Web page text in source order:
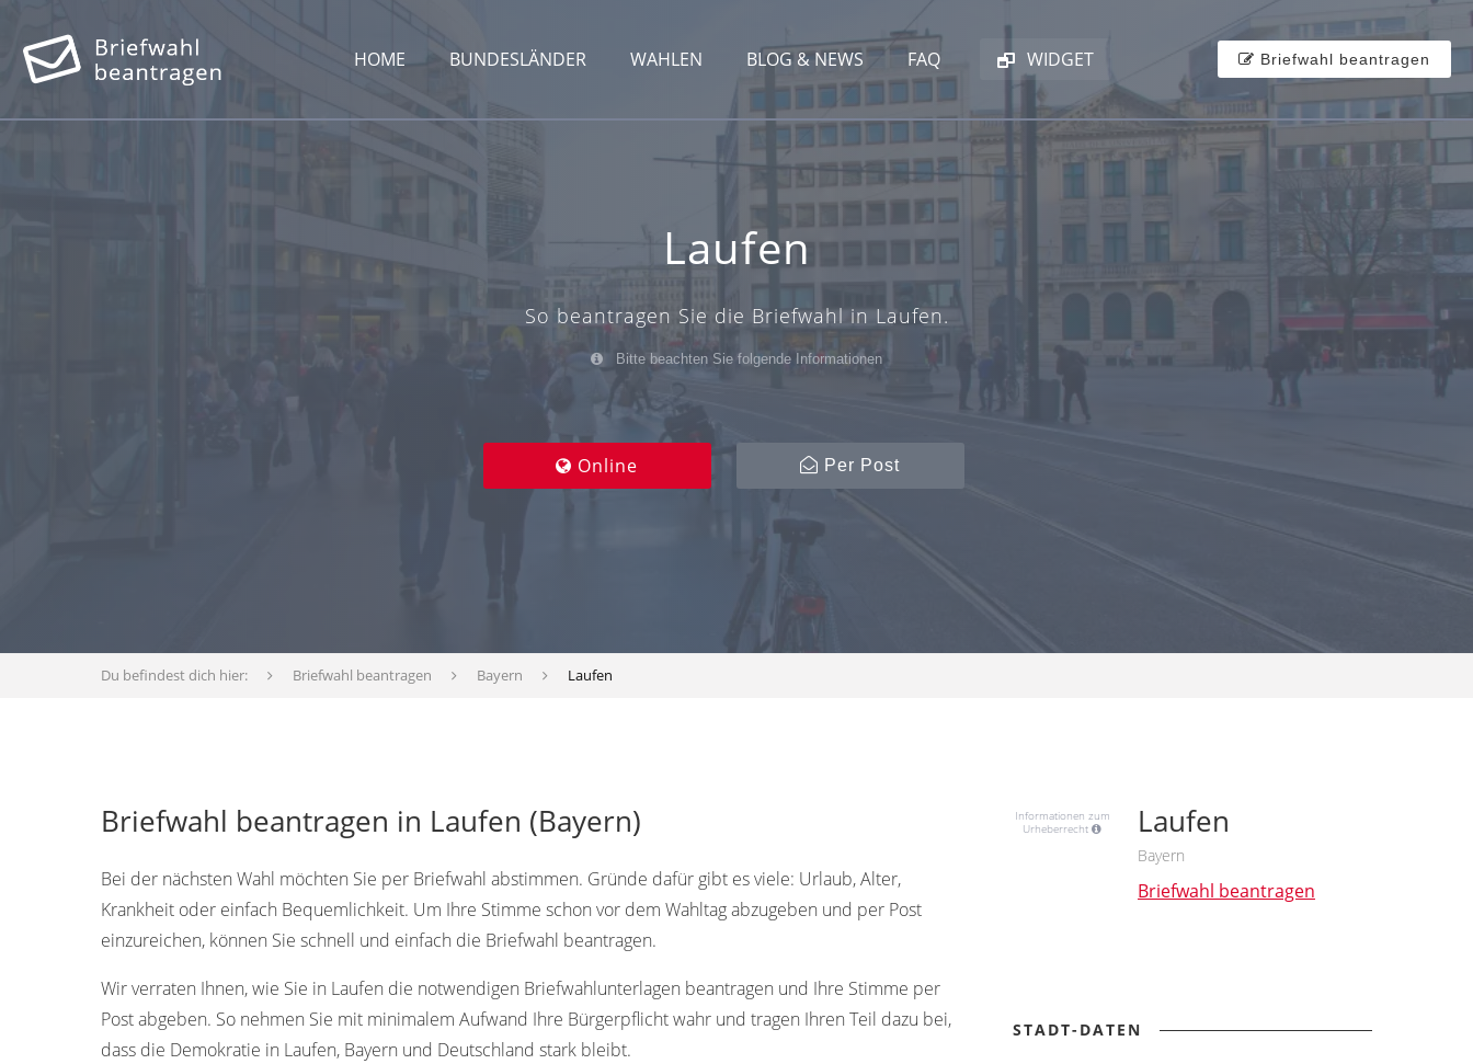
HOME BUNDESLÄNDER WAHLEN BLOG & NEWS FAQ WIDGET Briefwahl beantragen
Laufen
So beantragen Sie die Briefwahl in Laufen.
Bitte beachten Sie folgende Informationen
Online Per Post
Du befindest dich hier: Briefwahl beantragen Bayern Laufen
Briefwahl beantragen in Laufen (Bayern)
Bei der nächsten Wahl möchten Sie per Briefwahl abstimmen. Gründe dafür gibt es viele: Urlaub, Alter,
Krankheit oder einfach Bequemlichkeit. Um Ihre Stimme schon vor dem Wahltag abzugeben und per Post
einzureichen, können Sie schnell und einfach die Briefwahl beantragen.
Wir verraten Ihnen, wie Sie in Laufen die notwendigen Briefwahlunterlagen beantragen und Ihre Stimme per
Post abgeben. So nehmen Sie mit minimalem Aufwand Ihre Bürgerpflicht wahr und tragen Ihren Teil dazu bei,
dass die Demokratie in Laufen, Bayern und Deutschland stark bleibt.
Informationen zum
Urheberrecht
Laufen
Bayern
Briefwahl beantragen
STADT-DATEN